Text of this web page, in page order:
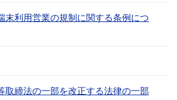
末利用営業の規制に関する条例につ
取締法の一部を改正する法律の一部